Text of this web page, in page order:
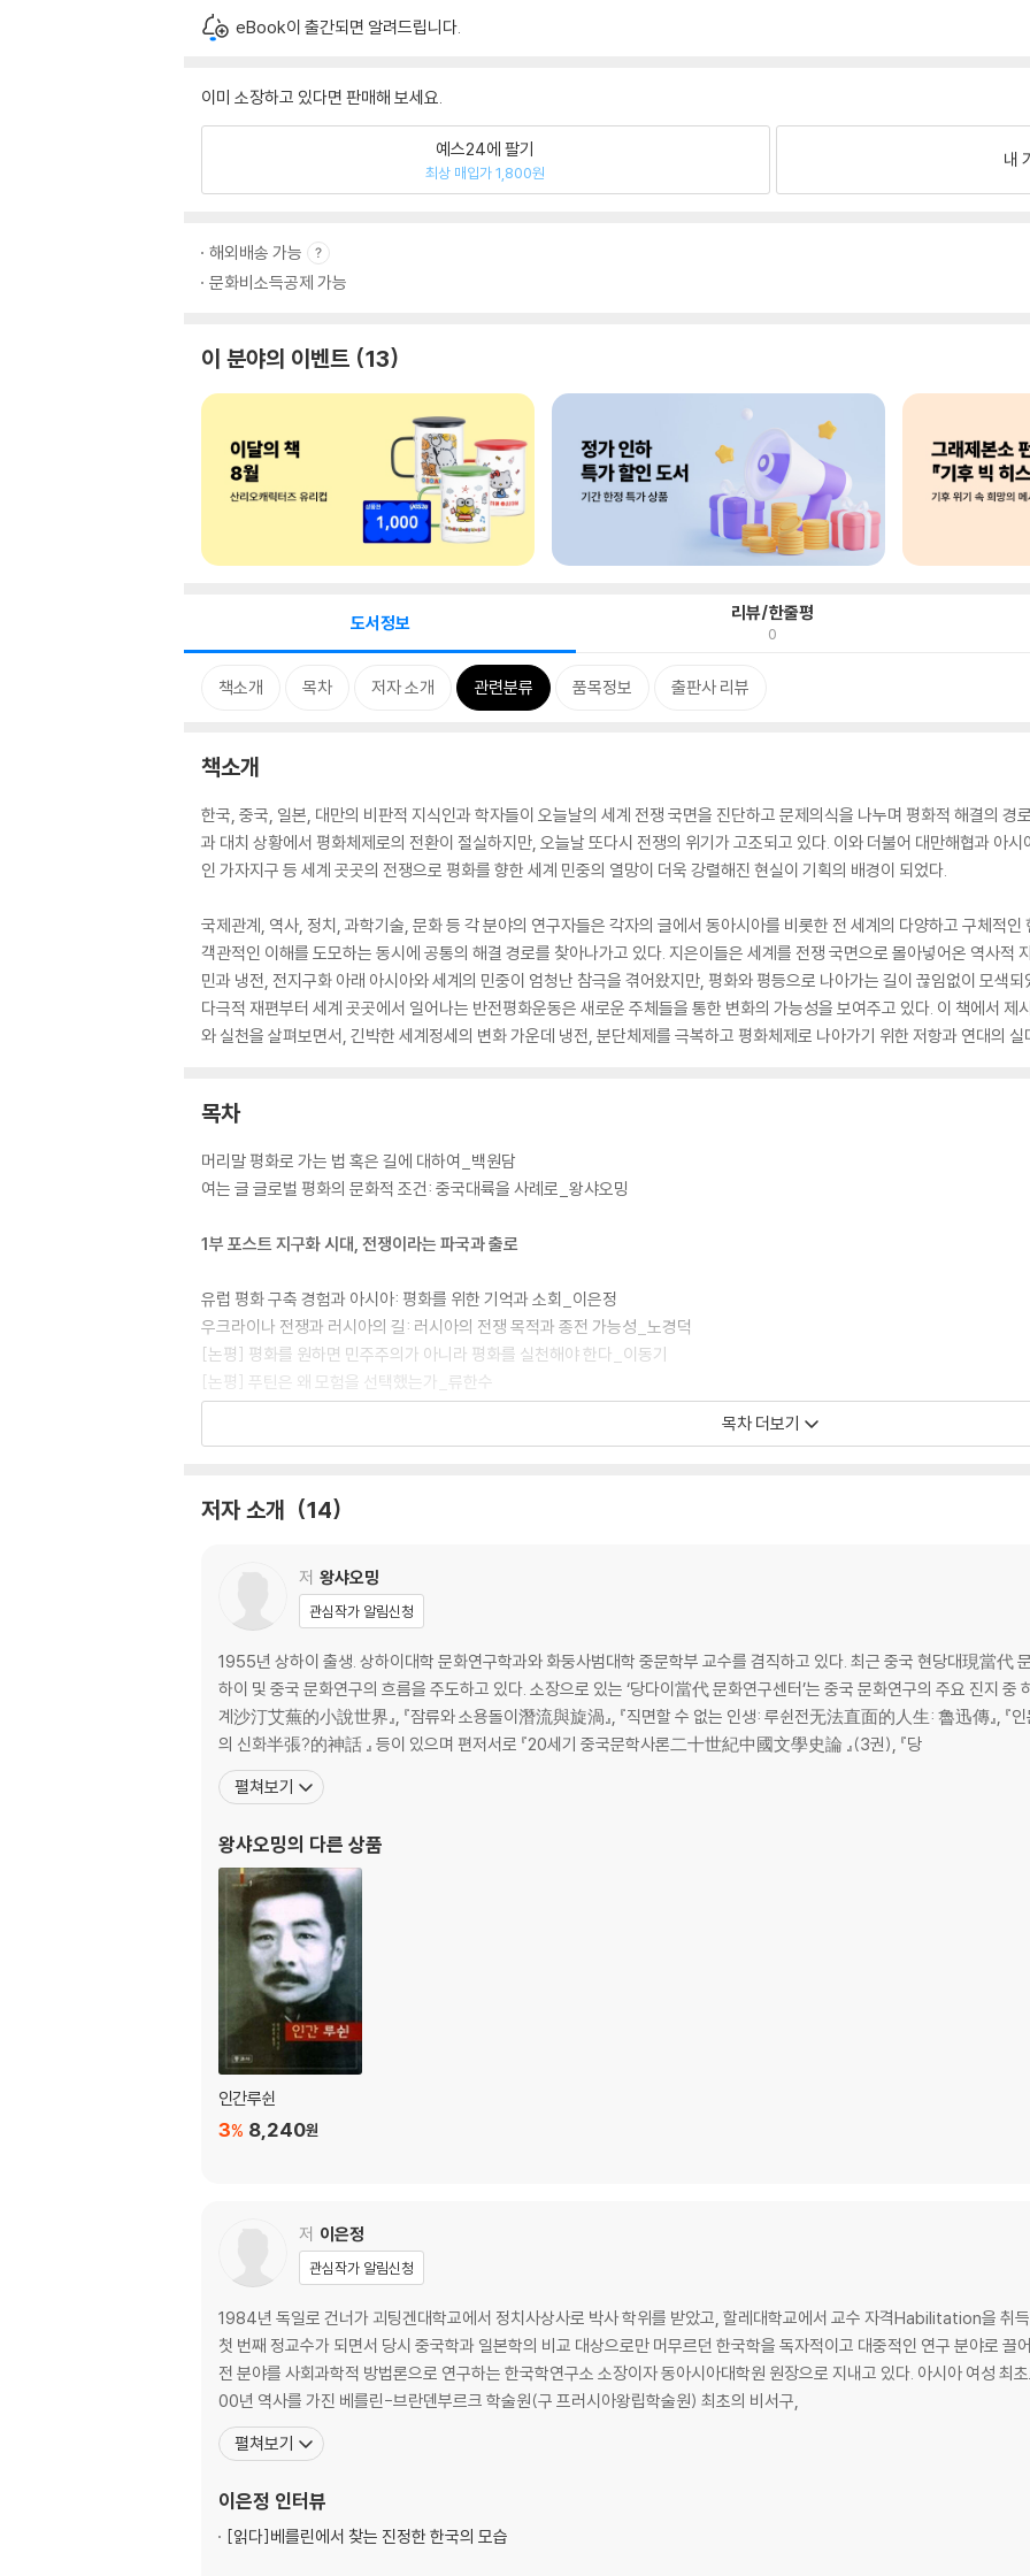
eBook이 출간되면 알려드립니다.
이미 소장하고 있다면 판매해 보세요.
예스24에 팔기
최상 매입가 1,800원
내
해외배송 가능
문화비소득공제 가능
이 분야의 이벤트 13
도서정보 리뷰/한줄평
0
책소개 목차 저자 소개 관련분류 품목정보 출판사 리뷰
책소개
한국, 중국, 일본, 대만의 비판적 지식인과 학자들이 오늘날의 세계 전쟁 국면을 진단하고 문제의식을 나누며 평화적 해결의 경
과 대치 상황에서 평화체제로의 전환이 절실하지만, 오늘날 또다시 전쟁의 위기가 고조되고 있다. 이와 더불어 대만해협과 아
인 가자지구 등 세계 곳곳의 전쟁으로 평화를 향한 세계 민중의 열망이 더욱 강렬해진 현실이 기획의 배경이 되었다.
국제관계, 역사, 정치, 과학기술, 문화 등 각 분야의 연구자들은 각자의 글에서 동아시아를 비롯한 전 세계의 다양하고 구체적
객관적인 이해를 도모하는 동시에 공통의 해결 경로를 찾아나가고 있다. 지은이들은 세계를 전쟁 국면으로 몰아넣어온 역사적
민과 냉전, 전지구화 아래 아시아와 세계의 민중이 엄청난 참극을 겪어왔지만, 평화와 평등으로 나아가는 길이 끊임없이 모색
다극적 재편부터 세계 곳곳에서 일어나는 반전평화운동은 새로운 주체들을 통한 변화의 가능성을 보여주고 있다. 이 책에서 제
와 실천을 살펴보면서, 긴박한 세계정세의 변화 가운데 냉전, 분단체제를 극복하고 평화체제로 나아가기 위한 저항과 연대의 실
목차
머리말 평화로 가는 법 혹은 길에 대하여_백원담
여는 글 글로벌 평화의 문화적 조건: 중국대륙을 사례로_왕샤오밍
1부 포스트 지구화 시대, 전쟁이라는 파국과 출로
유럽 평화 구축 경험과 아시아: 평화를 위한 기억과 소회_이은정
우크라이나 전쟁과 러시아의 길: 러시아의 전쟁 목적과 종전 가능성_노경덕
[논평] 평화를 원하면 민주주의가 아니라 평화를 실천해야 한다_이동기
[논평] 푸틴은 왜 모험을 선택했는가_류한수
과학기술과 교육을 매개로 한 새로운 남북관계를 위한 시론_강호제
[논평] 절박한 시대, 연대의 실마리를 찾자_홍석률
3부 평화의 세기를 위한 단절과 전환의 기획
해협을 넘어 평화로 가는 길: 중국, 대만의 사이_천신싱
평화에 반한 죄_이케가미 요시히코
‘단절’과 다른 평화_백원담
[논평] ‘평화 아시아’로 가는 관건_박철현
[논평] 평화를 지향하는 새로운 정치 주체의 탄생_김도민
저자 소개
목차 더보기
저자 소개 14
저 왕샤오밍
관심작가 알림신청
1955년 상하이 출생. 상하이대학 문화연구학과와 화둥사범대학 중문학부 교수를 겸직하고 있다. 최근 중국 현당대現當代
하이 및 중국 문화연구의 흐름을 주도하고 있다. 소장으로 있는 ‘당다이當代 문화연구센터’는 중국 문화연구의 주요 진지 중
계沙汀艾蕪的小說世界』, 『잠류와 소용돌이潛流與旋渦』, 『직면할 수 없는 인생: 루쉰전无法直面的人生: 魯迅傳』, 『
의 신화半張?的神話 』 등이 있으며 편저서로 『20세기 중국문학사론二十世紀中國文學史論 』(3권), 『당
펼쳐보기
왕샤오밍의 다른 상품
인간루쉰
8,240원
3%
저 이은정
관심작가 알림신청
1984년 독일로 건너가 괴팅겐대학교에서 정치사상사로 박사 학위를 받았고, 할레대학교에서 교수 자격Habilitation을 취
첫 번째 정교수가 되면서 당시 중국학과 일본학의 비교 대상으로만 머무르던 한국학을 독자적이고 대중적인 연구 분야로 끌
전 분야를 사회과학적 방법론으로 연구하는 한국학연구소 소장이자 동아시아대학원 원장으로 지내고 있다. 아시아 여성 최
00년 역사를 가진 베를린-브란덴부르크 학술원(구 프러시아왕립학술원) 최초의 비서구,
펼쳐보기
이은정 인터뷰
[읽다]베를린에서 찾는 진정한 한국의 모습